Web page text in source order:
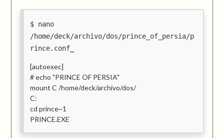
nano
/home/deck/archivo/dos/prince_of_persia/p
rince.conf
[autoexec]
# echo "PRINCE OF PERSIA"
mount C /home/deck/archivo/dos/
C:
cd prince~1
PRINCE.EXE